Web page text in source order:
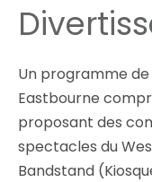
Un programme
Eastbourne
proposant des
spectacles du
Bandstand